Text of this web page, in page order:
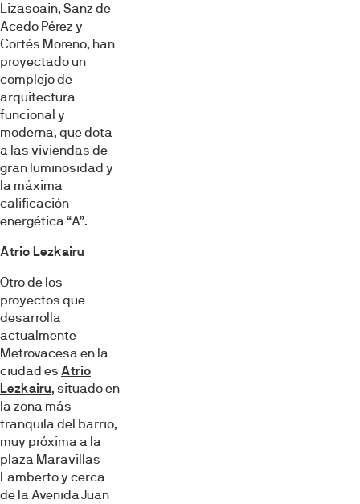
Lizasoain, Sanz de
Acedo Pérez y
Cortés Moreno, han
proyectado un
complejo de
arquitectura
funcional y
moderna, que dota
a las viviendas de
gran luminosidad y
la máxima
calificación
energética “A”.
Atrio Lezkairu
Otro de los
proyectos que
desarrolla
actualmente
Metrovacesa en la
ciudad es Atrio
Lezkairu, situado en
la zona más
tranquila del barrio,
muy próxima a la
plaza Maravillas
Lamberto y cerca
de la Avenida Juan